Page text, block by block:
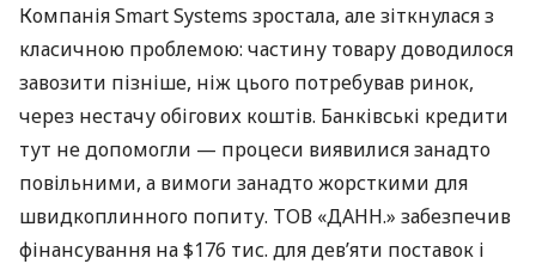
Компанія Smart Systems зростала, але зіткнулася з
класичною проблемою: частину товару доводилося
завозити пізніше, ніж цього потребував ринок,
через нестачу обігових коштів. Банківські кредити
тут не допомогли — процеси виявилися занадто
повільними, а вимоги занадто жорсткими для
швидкоплинного попиту. ТОВ «ДАНН.» забезпечив
фінансування на $176 тис. для дев’яти поставок і